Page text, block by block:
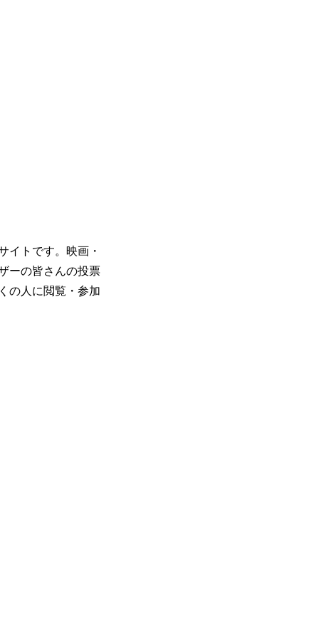
イトです。映画・
ーの皆さんの投票
の人に閲覧・参加